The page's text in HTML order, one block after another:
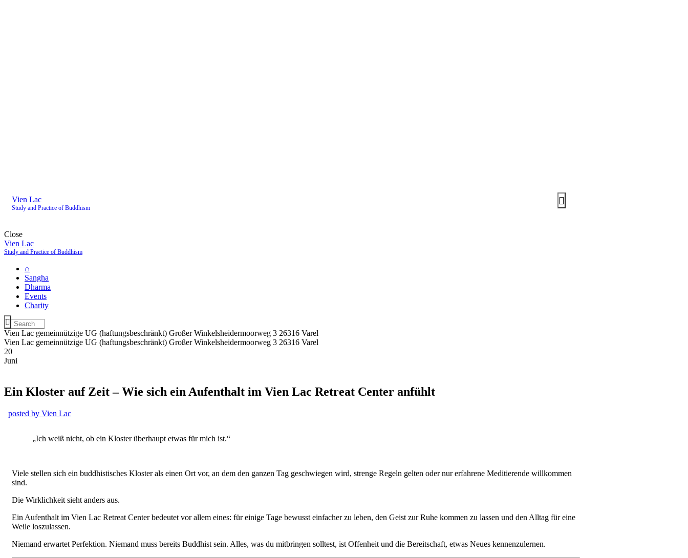
Vien Lac
Study and Practice of Buddhism
Close
Vien Lac
Study and Practice of Buddhism
⌂
Sangha
Dharma
Events
Charity
Vien Lac gemeinnützige UG (haftungsbeschränkt) Großer Winkelsheidermoorweg 3 26316 Varel
Vien Lac gemeinnützige UG (haftungsbeschränkt) Großer Winkelsheidermoorweg 3 26316 Varel
20
Juni
Ein Kloster auf Zeit – Wie sich ein Aufenthalt im Vien Lac Retreat Center anfühlt
posted by Vien Lac
„Ich weiß nicht, ob ein Kloster überhaupt etwas für mich ist.“
Viele stellen sich ein buddhistisches Kloster als einen Ort vor, an dem den ganzen Tag geschwiegen wird, strenge Regeln gelten oder nur erfahrene Meditierende willkommen
sind.
Die Wirklichkeit sieht anders aus.
Ein Aufenthalt im Vien Lac Retreat Center bedeutet vor allem eines: für einige Tage bewusst einfacher zu leben, den Geist zur Ruhe kommen zu lassen und den Alltag für eine
Weile loszulassen.
Niemand erwartet Perfektion. Niemand muss bereits Buddhist sein. Alles, was du mitbringen solltest, ist Offenheit und die Bereitschaft, etwas Neues kennenzulernen.